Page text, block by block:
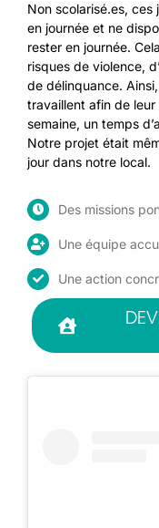
Non scolarisé.es, ces
en journée et ne
rester en journée.
risques de violence,
de délinquance.
travaillent afin de
semaine, un temps
Notre projet était
jour dans notre local.
Des missions
Une équipe
Une action